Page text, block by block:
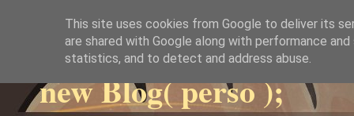
new Blog( perso );
This site uses cookies from Google to deliver its
are shared with Google along with performance
statistics, and to detect and address abuse.